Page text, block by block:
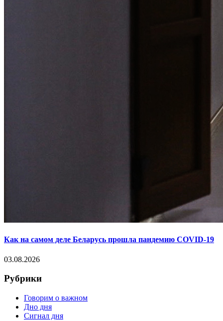
Как на самом деле Беларусь прошла пандемию COVID-19
03.08.2026
Рубрики
Говорим о важном
Дно дня
Сигнал дня